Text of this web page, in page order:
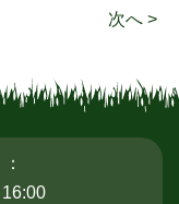
次へ >